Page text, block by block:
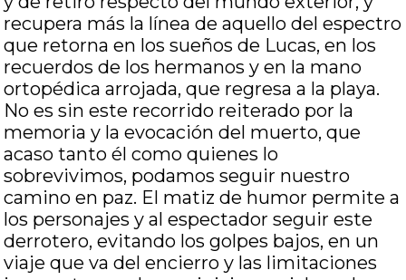
recupera más la línea de aquello del espectro
que retorna en los sueños de Lucas, en los
recuerdos de los hermanos y en la mano
ortopédica arrojada, que regresa a la playa.
No es sin este recorrido reiterado por la
memoria y la evocación del muerto, que
acaso tanto él como quienes lo
sobrevivimos, podamos seguir nuestro
camino en paz. El matiz de humor permite a
los personajes y al espectador seguir este
derrotero, evitando los golpes bajos, en un
viaje que va del encierro y las limitaciones